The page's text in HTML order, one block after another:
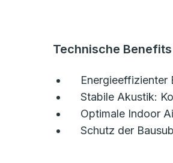
Technische Benefits
Energieeffizienter
Stabile Akustik:
Optimale Indoor
Schutz der